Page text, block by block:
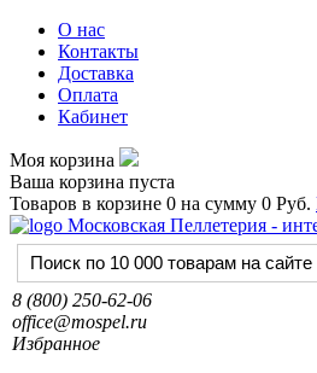
О нас
Контакты
Доставка
Оплата
Кабинет
Моя корзина
Ваша корзина пуста
Товаров в корзине 0 на сумму 0 Руб.
8 (800) 250-62-06
office@mospel.ru
Избранное